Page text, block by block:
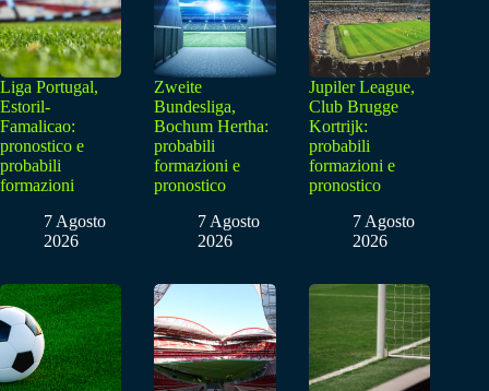
Liga Portugal,
Estoril-
Famalicao:
pronostico e
probabili
formazioni
7 Agosto
2026
Zweite
Bundesliga,
Bochum Hertha:
probabili
formazioni e
pronostico
7 Agosto
2026
Jupiler League,
Club Brugge
Kortrijk:
probabili
formazioni e
pronostico
7 Agosto
2026